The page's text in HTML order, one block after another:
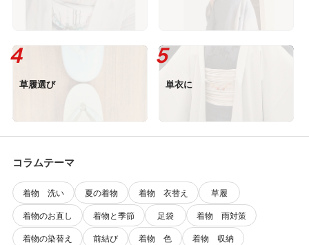
草履選び 単衣に
コラムテーマ
着物 洗い 夏の着物 着物 衣替え
草履
着物のお直し
着物と季節 足袋
着物 雨対策
着物の染替え
前結び 着物 色 着物 収納